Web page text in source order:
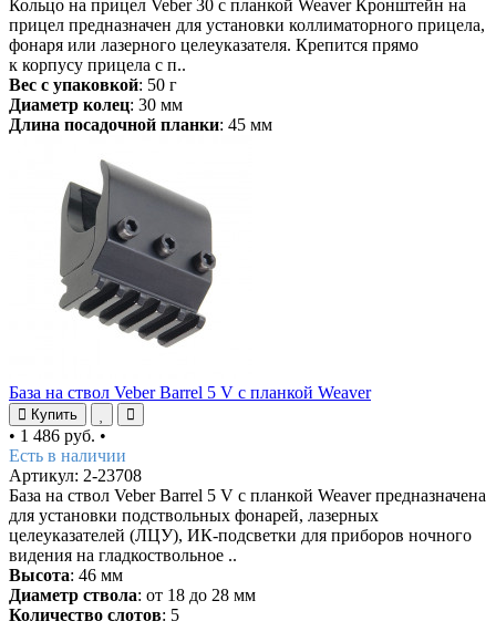
Кольцо на прицел Veber 30 с планкой Weaver Кронштейн на
прицел предназначен для установки коллиматорного прицела,
фонаря или лазерного целеуказателя. Крепится прямо
к корпусу прицела с п..
Вес с упаковкой: 50 г
Диаметр колец: 30 мм
Длина посадочной планки: 45 мм
База на ствол Veber Barrel 5 V с планкой Weaver
Купить
• 1 486 руб. •
Есть в наличии
Артикул: 2-23708
База на ствол Veber Barrel 5 V с планкой Weaver предназначена
для установки подствольных фонарей, лазерных
целеуказателей (ЛЦУ), ИК-подсветки для приборов ночного
видения на гладкоствольное ..
Высота: 46 мм
Диаметр ствола: от 18 до 28 мм
Количество слотов: 5